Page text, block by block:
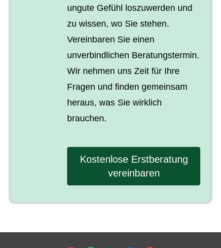
ungute Gefühl loszuwerden und
zu wissen, wo Sie stehen.
Vereinbaren Sie einen
unverbindlichen Beratungstermin.
Wir nehmen uns Zeit für Ihre
Fragen und finden gemeinsam
heraus, was Sie wirklich
brauchen.
Kostenlose Erstberatung
vereinbaren